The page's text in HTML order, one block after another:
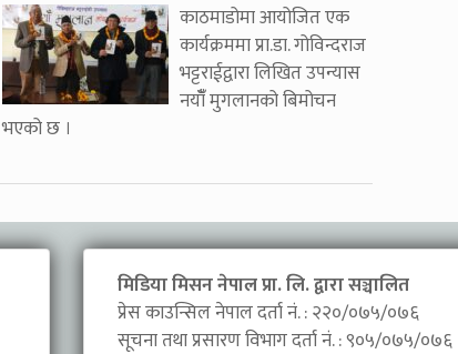
काठमाडोमा आयोजित एक
कार्यक्रममा प्रा.डा. गोविन्दराज
भट्टराईद्वारा लिखित उपन्यास
नयाँँ मुगलानको बिमोचन
भएको छ ।
मिडिया मिसन नेपाल प्रा. लि. द्वारा सञ्चालित
प्रेस काउन्सिल नेपाल दर्ता नं. : २२०/०७५/०७६
सूचना तथा प्रसारण विभाग दर्ता नं. : ९०५/०७५/०७६